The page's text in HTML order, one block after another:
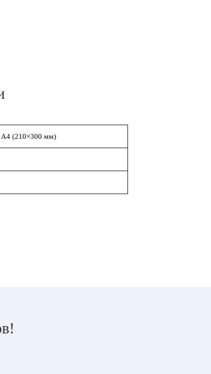
А4 (210×300 мм)